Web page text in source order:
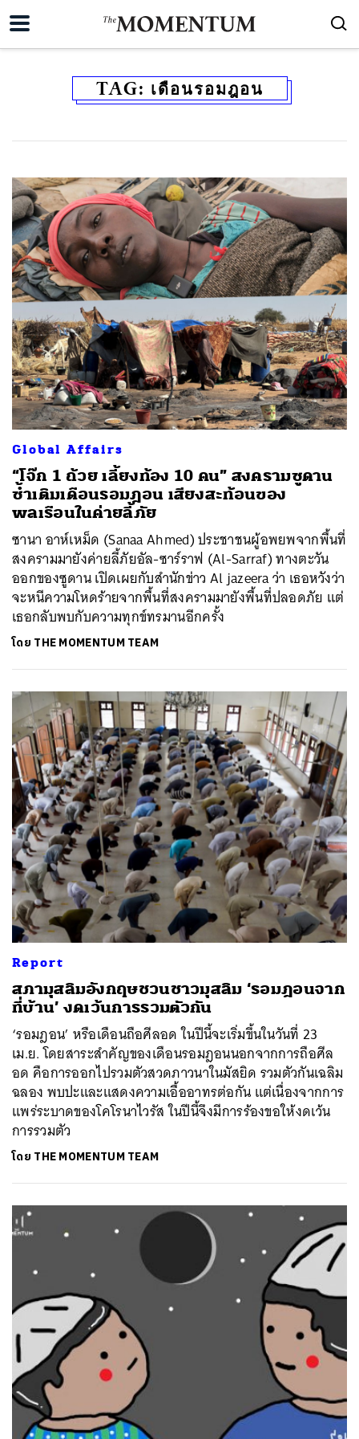
TAG: เดือนรอมฎอน
Global Affairs
“โจ๊ก 1 ถ้วย เลี้ยงท้อง 10 คน” สงครามซูดาน
ซ้ำเติมเดือนรอมฎอน เสียงสะท้อนของ
พลเรือนในค่ายลี้ภัย
ซานา อาห์เหม็ด (Sanaa Ahmed) ประชาชนผู้อพยพจากพื้นที่
สงครามมายังค่ายลี้ภัยอัล-ซาร์ราฟ (Al-Sarraf) ทางตะวัน
ออกของซูดาน เปิดเผยกับสำนักข่าว Al jazeera ว่า เธอหวังว่า
จะหนีความโหดร้ายจากพื้นที่สงครามมายังพื้นที่ปลอดภัย แต่
เธอกลับพบกับความทุกข์ทรมานอีกครั้ง
โดย THE MOMENTUM TEAM
Report
สภามุสลิมอังกฤษชวนชาวมุสลิม ‘รอมฎอนจาก
ที่บ้าน’ งดเว้นการรวมตัวกัน
‘รอมฎอน’ หรือเดือนถือศีลอด ในปีนี้จะเริ่มขึ้นในวันที่ 23
เม.ย. โดยสาระสำคัญของเดือนรอมฎอนนอกจากการถือศีล
อด คือการออกไปรวมตัวสวดภาวนาในมัสยิด รวมตัวกันเฉลิม
ฉลอง พบปะและแสดงความเอื้ออาทรต่อกัน แต่เนื่องจากการ
แพร่ระบาดของโคโรนาไวรัส ในปีนี้จึงมีการร้องขอให้งดเว้น
การรวมตัว
โดย THE MOMENTUM TEAM
ค้นหา
SHARE TWEET LINE EMAIL